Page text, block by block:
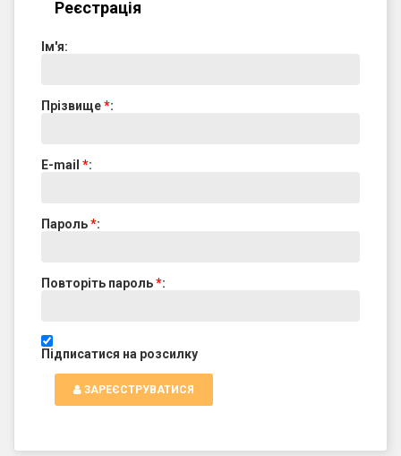
Реєстрація
Ім'я:
Прізвище*:
E-mail *:
Пароль*:
Повторіть пароль*:
Підписатися на розсилку
ЗАРЕЄСТРУВАТИСЯ